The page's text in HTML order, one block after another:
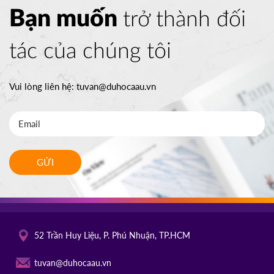
Bạn muốn trở thành đối
tác của chúng tôi
Vui lòng liên hệ:tuvan@duhocaau.vn
GỬI
52 Trần Huy Liệu, P. Phú Nhuận, TP.HCM
tuvan@duhocaau.vn